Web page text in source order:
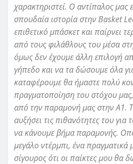
χαρακτηριστεί. Ο αντίπαλος μας
σπουδαία ιστορία στηνBasket
επιθετικό μπάσκετ και παίρνει
από τους φιλάθλους του μέσα
όμως δεν έχουμε άλλη επιλογή
γήπεδο και να τα δώσουμε όλα
καταφέρουμε θα ήμαστε πολύ
πραγματοποίηση του στόχου
από την παραμονή μας στην Α1.
αυξήσει τις πιθανότητες του για
να κάνουμε βήμα παραμονής.
μεγάλο ντέρμπι, ένα πραγματικά
σίγουρος ότι οι παίκτες μου θα